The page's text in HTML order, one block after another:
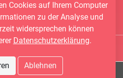
widerrufen
Facebook
- Alle Rechte vorbehalten.
Cookies auf Ihrem Computer
zu der Analyse und
widersprechen können
Datenschutzerklärung.
Ablehnen